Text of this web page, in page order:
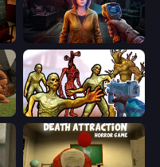
Survival Zone Zombie Outbreak
The Fazbear Monster Shooter Apocalypse